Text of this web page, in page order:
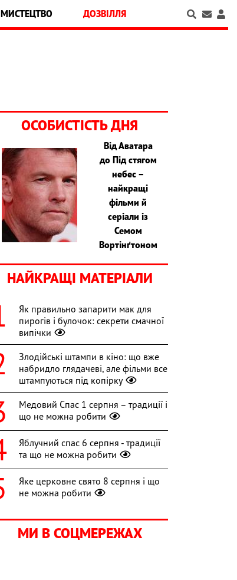
МИСТЕЦТВО ДОЗВІЛЛЯ
ОСОБИСТІСТЬ ДНЯ
Від Аватара
до Під стягом
небес –
найкращі
фільми й
серіали із
Семом
Вортінґтоном
НАЙКРАЩІ МАТЕРІАЛИ
Як правильно запарити мак для
пирогів і булочок: секрети смачної
випічки
Злодійські штампи в кіно: що вже
набридло глядачеві, але фільми все
штампуються під копірку
Медовий Спас 1 серпня – традиції і
що не можна робити
Яблучний спас 6 серпня - традиції
та що не можна робити
Яке церковне свято 8 серпня і що
не можна робити
МИ В СОЦМЕРЕЖАХ